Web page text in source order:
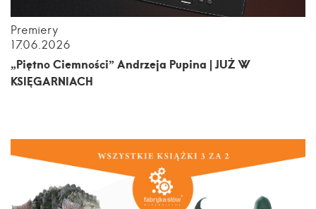
Premiery
17.06.2026
„Piętno Ciemności” Andrzeja Pupina | JUŻ W
KSIĘGARNIACH